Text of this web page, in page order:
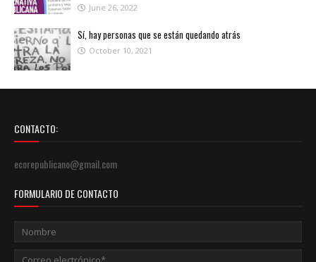
June 26, 2022
Sí, hay personas que se están quedando atrás
October 10, 2021
CONTACTO:
ecorepublicano@gmail.com
FORMULARIO DE CONTACTO